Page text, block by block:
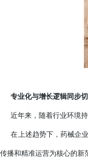
专业化与增长逻辑同步
近年来，随着行业环境持
在上述趋势下，药械企业
传播和精准运营为核心的新